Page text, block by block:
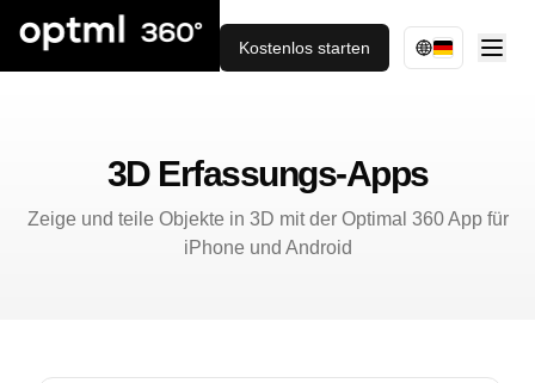
Kostenlos starten
3D Erfassungs-Apps
Zeige und teile Objekte in 3D mit der Optimal 360 App für
iPhone und Android